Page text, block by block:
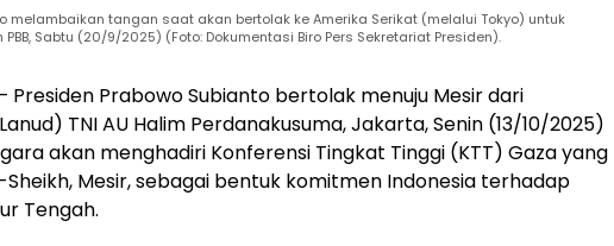
melambaikan tangan saat akan bertolak ke Amerika Serikat (melalui Tokyo) untuk
Sabtu (20/9/2025) (Foto: Dokumentasi Biro Pers Sekretariat Presiden).
Presiden Prabowo Subianto bertolak menuju Mesir dari
TNI AU Halim Perdanakusuma, Jakarta, Senin (13/10/2025)
akan menghadiri Konferensi Tingkat Tinggi (KTT) Gaza yang
Mesir, sebagai bentuk komitmen Indonesia terhadap
Tengah.